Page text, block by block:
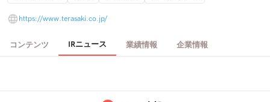
https://www.terasaki.co.jp/
コンテンツ IRニュース 業績情報 企業情報